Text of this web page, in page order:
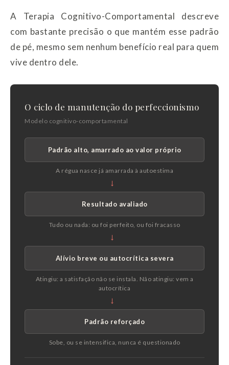
A Terapia Cognitivo-Comportamental descreve
com bastante precisão o que mantém esse padrão
de pé, mesmo sem nenhum benefício real para quem
vive dentro dele.
O ciclo de manutenção do perfeccionismo
Modelo cognitivo-comportamental
Padrão alto, amarrado ao valor próprio
A régua nasce já amarrada à autoestima
→
Resultado avaliado
Tudo ou nada: ou foi perfeito, ou foi fracasso
→
Alívio breve ou autocrítica severa
Atingiu: a satisfação não se instala. Não atingiu: vem a
autocrítica
→
Padrão reforçado
Sobe, ou se intensifica, nunca é questionado